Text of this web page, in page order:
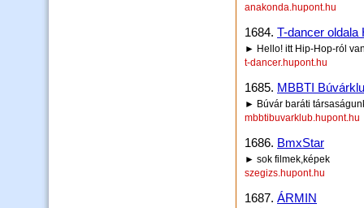
anakonda.hupont.hu
1684. T-dancer
► Hello! itt Hip-Hop-ról
t-dancer.hupont.hu
1685. MBBTI
► Búvár baráti
mbbtibuvarklub.hupont.hu
1686. BmxStar
► sok filmek,képek
szegizs.hupont.hu
1687. ÁRMIN